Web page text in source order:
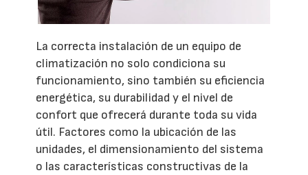
La correcta instalación de un equipo de
climatización no solo condiciona su
funcionamiento, sino también su eficiencia
energética, su durabilidad y el nivel de
confort que ofrecerá durante toda su vida
útil. Factores como la ubicación de las
unidades, el dimensionamiento del sistema
o las características constructivas de la